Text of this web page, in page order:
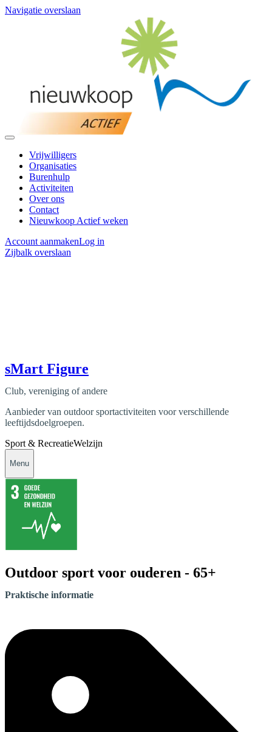
Navigatie overslaan
Vrijwilligers
Organisaties
Burenhulp
Activiteiten
Over ons
Contact
Nieuwkoop Actief weken
Account aanmakenLog in
Zijbalk overslaan
sMart Figure
Club, vereniging of andere
Aanbieder van outdoor sportactiviteiten voor verschillende
leeftijdsdoelgroepen.
Sport & RecreatieWelzijn
Menu
Outdoor sport voor ouderen - 65+
Praktische informatie